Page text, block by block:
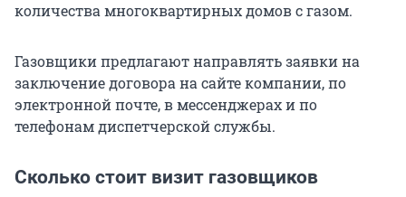
количества многоквартирных домов с газом.
Газовщики предлагают направлять заявки на
заключение договора на сайте компании, по
электронной почте, в мессенджерах и по
телефонам диспетчерской службы.
Сколько стоит визит газовщиков